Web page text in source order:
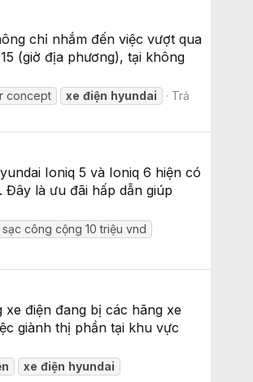
chỉ nhắm đến việc vượt qua
(giờ địa phương), tại không
concept xe điện hyundai
Trả
Ioniq 5 và Ioniq 6 hiện có
là ưu đãi hấp dẫn giúp
công cộng 10 triệu vnd
điện đang bị các hãng xe
giành thị phần tại khu vực
xe điện hyundai